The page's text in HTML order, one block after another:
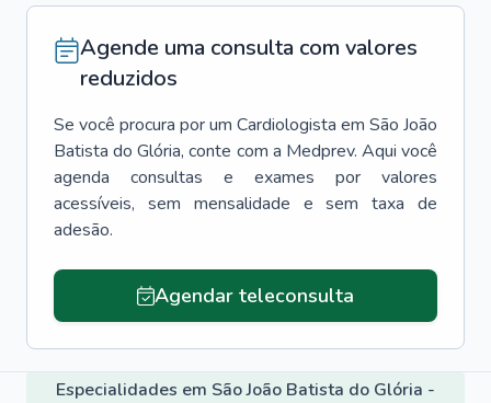
Agende uma consulta com valores
reduzidos
Se você procura por um Cardiologista em São João
Batista do Glória, conte com a Medprev. Aqui você
agenda consultas e exames por valores
acessíveis, sem mensalidade e sem taxa de
adesão.
Agendar teleconsulta
Especialidades em São João Batista do Glória -